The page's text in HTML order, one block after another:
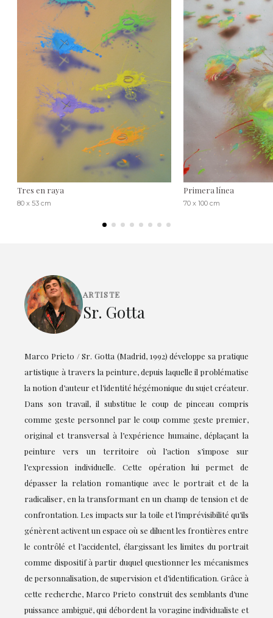
Tres en raya
80 x 53 cm
Primera línea
70 x 100 cm
ARTISTE
Sr. Gotta
Marco Prieto / Sr. Gotta (Madrid, 1992) développe sa pratique
artistique à travers la peinture, depuis laquelle il problématise
la notion d’auteur et l’identité hégémonique du sujet créateur.
Dans son travail, il substitue le coup de pinceau compris
comme geste personnel par le coup comme geste premier,
original et transversal à l’expérience humaine, déplaçant la
peinture vers un territoire où l’action s’impose sur
l’expression individuelle. Cette opération lui permet de
dépasser la relation romantique avec le portrait et de la
radicaliser, en la transformant en un champ de tension et de
confrontation. Les impacts sur la toile et l’imprévisibilité qu’ils
génèrent activent un espace où se diluent les frontières entre
le contrôlé et l’accidentel, élargissant les limites du portrait
comme dispositif à partir duquel questionner les mécanismes
de personnalisation, de supervision et d’identification. Grâce à
cette recherche, Marco Prieto construit des semblants d’une
puissance ambiguë, qui débordent la voragine individualiste et